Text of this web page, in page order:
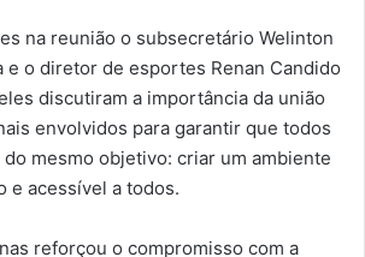
na reunião o subsecretário Welinton
e o diretor de esportes Renan Candido
discutiram a importância da união
envolvidos para garantir que todos
mesmo objetivo: criar um ambiente
e acessível a todos.
reforçou o compromisso com a